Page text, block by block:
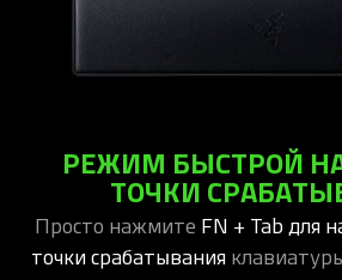
РЕЖИМ БЫСТРОЙ
ТОЧКИ
Просто нажмите FN + Tab для
точки срабатывания